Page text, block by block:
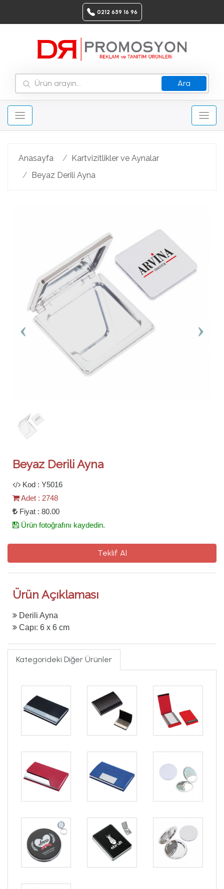
0212 659 16 96
Ara
Anasayfa
Kartvizitlikler ve Aynalar
Beyaz Derili Ayna
Beyaz Derili Ayna
Kod : Y5016
Adet : 2748
Fiyat : 80.00
Ürün fotoğrafını kaydedin.
Teklif Al
Ürün Açıklaması
Derili Ayna
Capı: 6 x 6 cm
Kategorideki Diğer Ürünler